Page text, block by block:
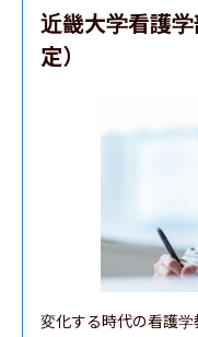
近畿大学看護
定）
変化する時代の看護学